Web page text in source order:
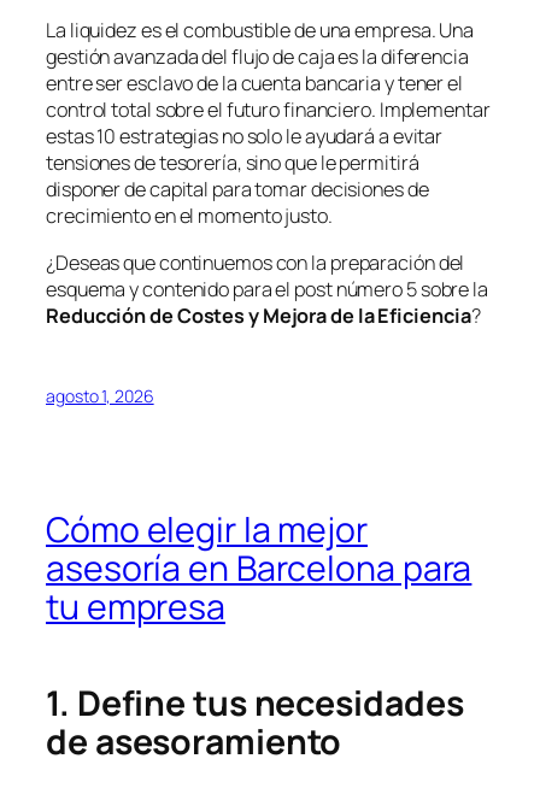
La liquidez es el combustible de una empresa. Una
gestión avanzada del flujo de caja es la diferencia
entre ser esclavo de la cuenta bancaria y tener el
control total sobre el futuro financiero. Implementar
estas 10 estrategias no solo le ayudará a evitar
tensiones de tesorería, sino que le permitirá
disponer de capital para tomar decisiones de
crecimiento en el momento justo.
¿Deseas que continuemos con la preparación del
esquema y contenido para el post número 5 sobre la
Reducción de Costes y Mejora de la Eficiencia?
agosto 1, 2026
Cómo elegir la mejor
asesoría en Barcelona para
tu empresa
1. Define tus necesidades
de asesoramiento